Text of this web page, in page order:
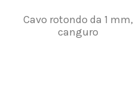
Cavo rotondo da 1 mm,
canguro